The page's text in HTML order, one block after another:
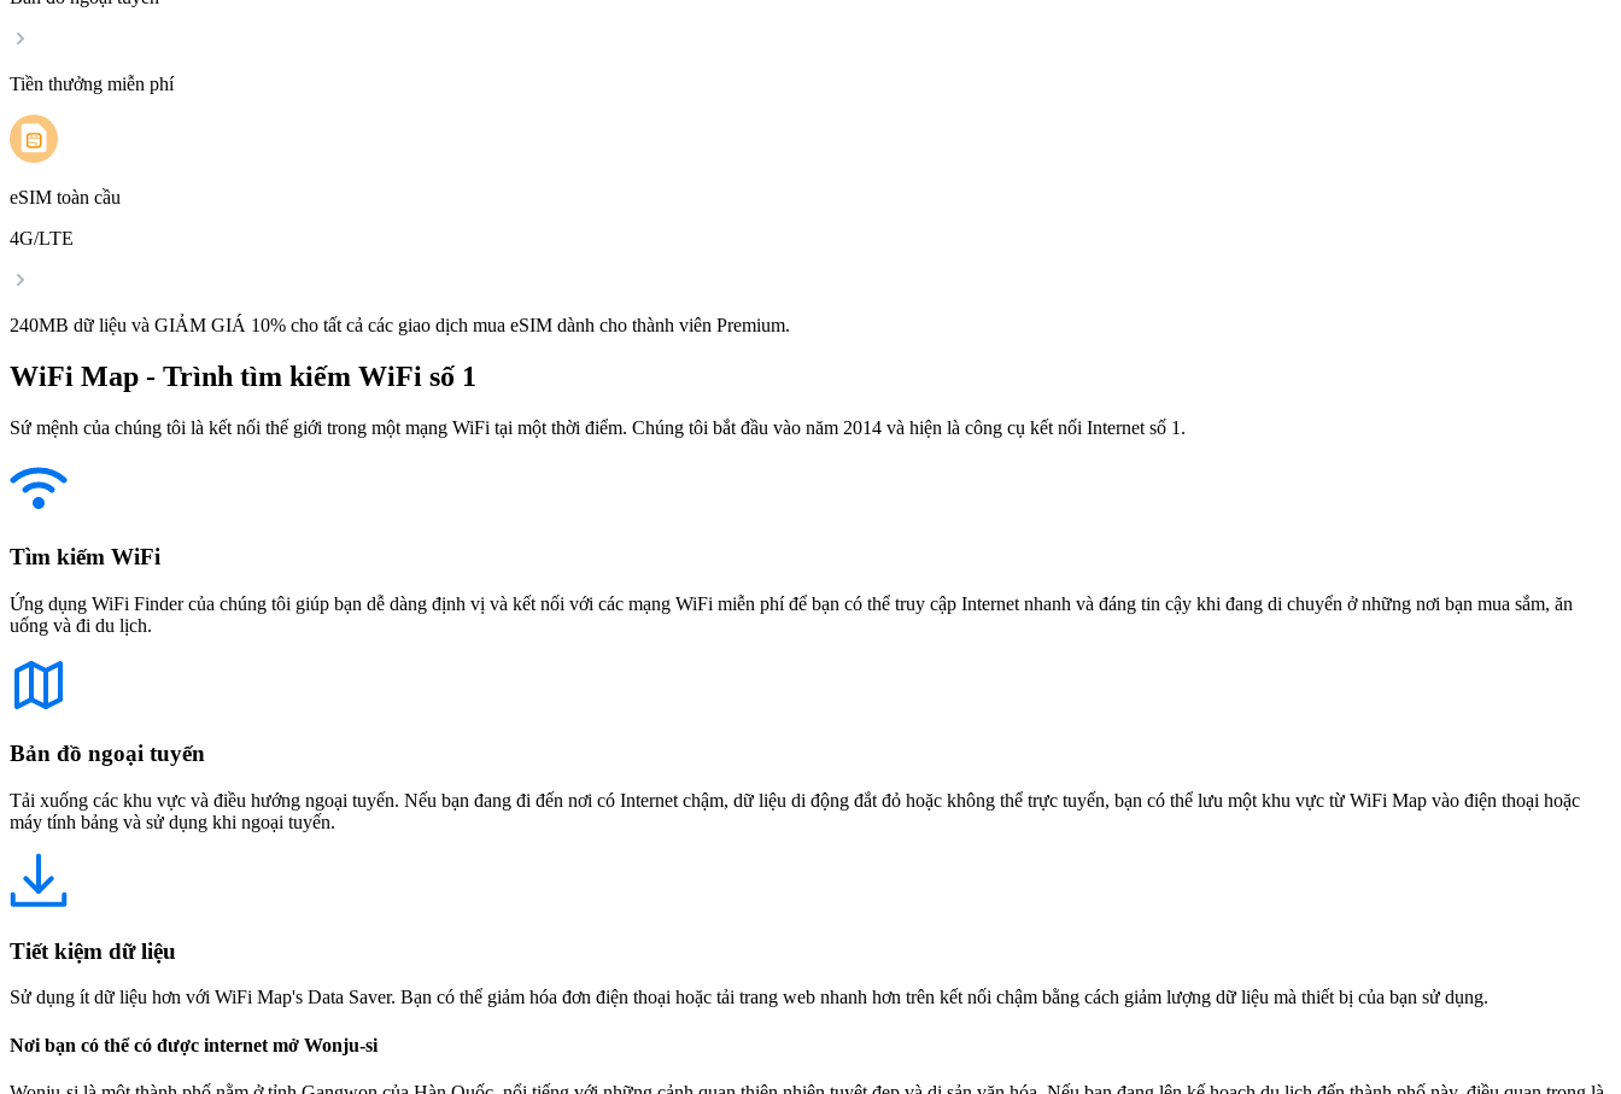
Tiền thưởng miễn phí
eSIM toàn cầu
4G/LTE
240MB dữ liệu và GIẢM GIÁ 10% cho tất cả các giao dịch mua eSIM dành cho thành viên Premium.
WiFi Map - Trình tìm kiếm WiFi số 1
Sứ mệnh của chúng tôi là kết nối thế giới trong một mạng WiFi tại một thời điểm. Chúng tôi bắt đầu vào năm 2014 và hiện là công cụ kết nối Internet số 1.
Tìm kiếm WiFi
Ứng dụng WiFi Finder của chúng tôi giúp bạn dễ dàng định vị và kết nối với các mạng WiFi miễn phí để bạn có thể truy cập Internet nhanh và đáng tin cậy khi đang di chuyển ở những nơi bạn mua sắm, ăn
uống và đi du lịch.
Bản đồ ngoại tuyến
Tải xuống các khu vực và điều hướng ngoại tuyến. Nếu bạn đang đi đến nơi có Internet chậm, dữ liệu di động đắt đỏ hoặc không thể trực tuyến, bạn có thể lưu một khu vực từ WiFi Map vào điện thoại hoặc
máy tính bảng và sử dụng khi ngoại tuyến.
Tiết kiệm dữ liệu
Sử dụng ít dữ liệu hơn với WiFi Map's Data Saver. Bạn có thể giảm hóa đơn điện thoại hoặc tải trang web nhanh hơn trên kết nối chậm bằng cách giảm lượng dữ liệu mà thiết bị của bạn sử dụng.
Nơi bạn có thể có được internet mở Wonju-si